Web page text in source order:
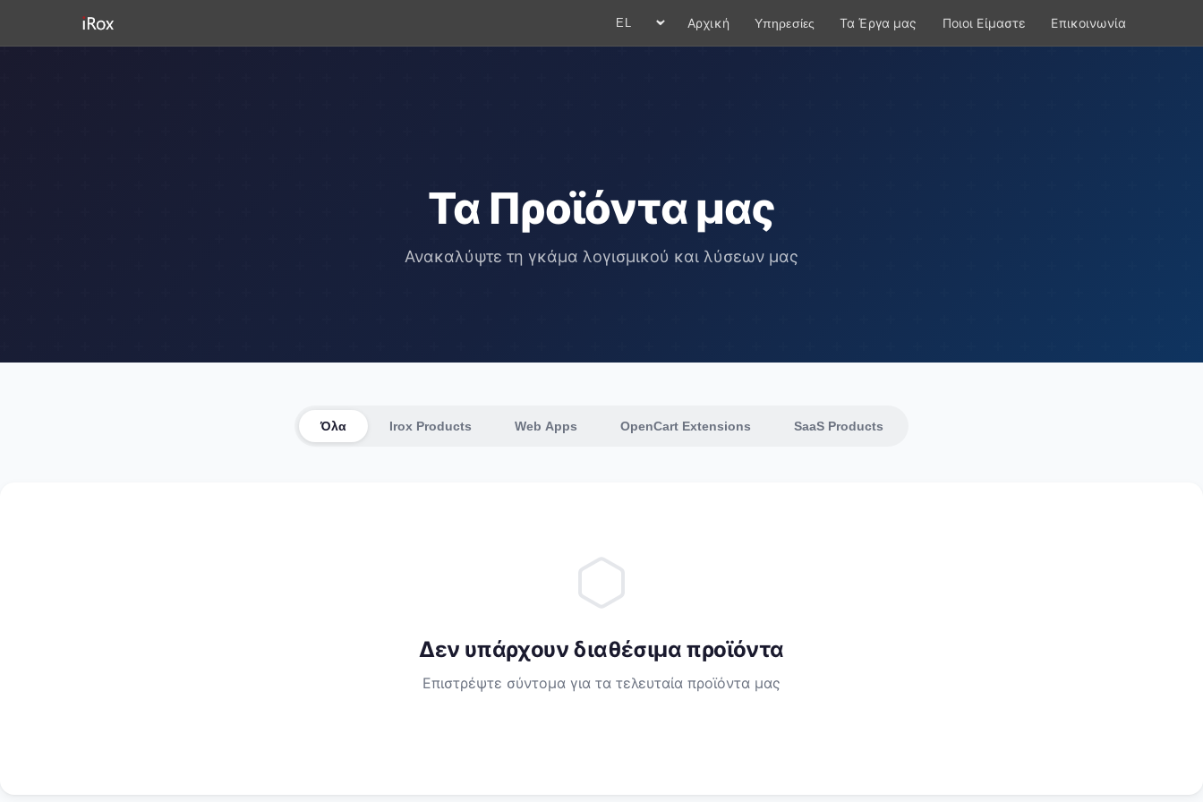
Language
Αρχική Υπηρεσίες Τα Έργα μας Ποιοι Είμαστε Επικοινωνία
Τα Προϊόντα μας
Ανακαλύψτε τη γκάμα λογισμικού και λύσεων μας
Όλα Irox Products Web Apps OpenCart Extensions SaaS Products
Δεν υπάρχουν διαθέσιμα προϊόντα
Επιστρέψτε σύντομα για τα τελευταία προϊόντα μας